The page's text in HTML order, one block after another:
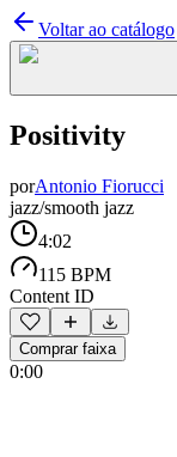
Voltar ao catálogo
Positivity
porAntonio Fiorucci
jazz/smooth jazz
4:02
115 BPM
Content ID
Comprar faixa
0:00